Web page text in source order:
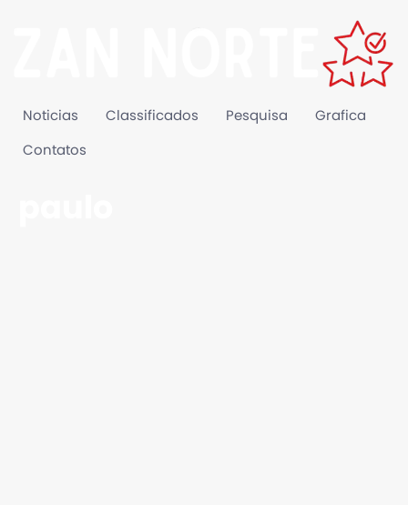
Noticias Classificados Pesquisa Grafica
Contatos